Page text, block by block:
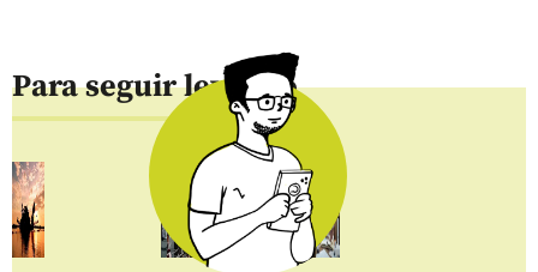
Para seguir leyendo